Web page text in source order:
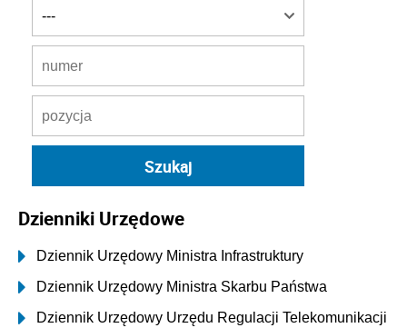
Dzienniki Urzędowe
Dziennik Urzędowy Ministra Infrastruktury
Dziennik Urzędowy Ministra Skarbu Państwa
Dziennik Urzędowy Urzędu Regulacji Telekomunikacji